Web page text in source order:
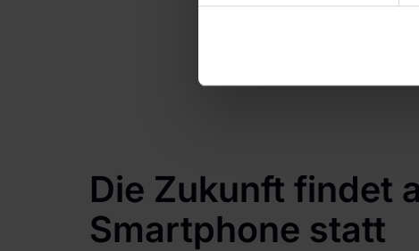
Sie können Ihre Auswahl
Die Zukunft findet
Smartphone statt